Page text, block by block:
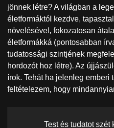
jönnek létre? A világban a
életformáktól kezdve,
növelésével, fokozatosan
életformákká (pontosabban
tudatossági szintjének
hordozót hoz létre). Az
írok. Tehát ha jelenleg emberi
feltételezem, hogy
Test és tudatot szét